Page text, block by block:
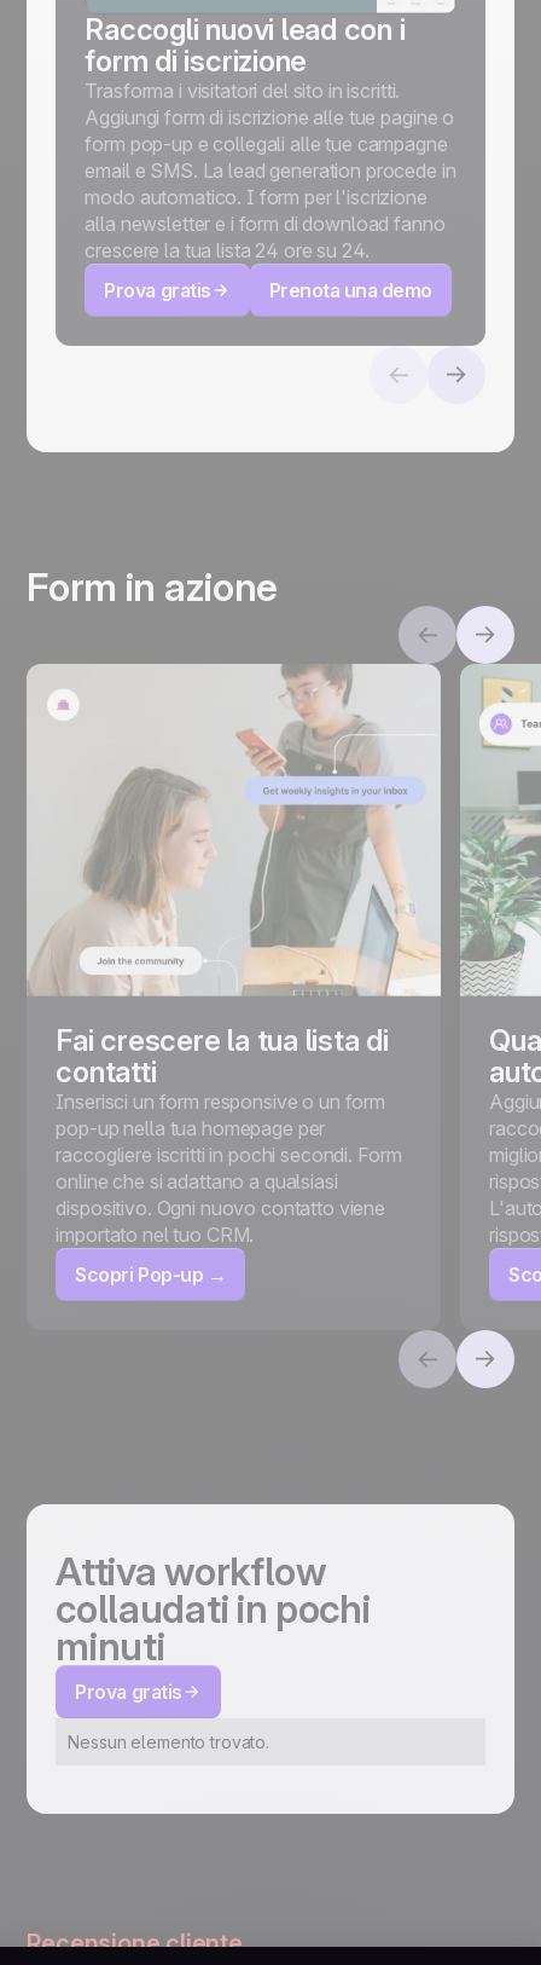
Raccogli nuovi lead con i
form di iscrizione
Trasforma i visitatori del sito in iscritti.
Aggiungi form di iscrizione alle tue pagine o
form pop-up e collegali alle tue campagne
email e SMS. La lead generation procede in
modo automatico. I form per l'iscrizione
alla newsletter e i form di download fanno
crescere la tua lista 24 ore su 24.
Prova gratis
Prenota una demo
Form in azione
Fai crescere la tua lista di
contatti
Inserisci un form responsive o un form
pop-up nella tua homepage per
raccogliere iscritti in pochi secondi. Form
online che si adattano a qualsiasi
dispositivo. Ogni nuovo contatto viene
importato nel tuo CRM.
Scopri Pop-up →
Attiva workflow
collaudati in pochi
minuti
Prova gratis
Nessun elemento trovato.
Recensione cliente